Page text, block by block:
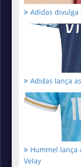
Adidas divulga
Adidas lança
Hummel lança
Velay